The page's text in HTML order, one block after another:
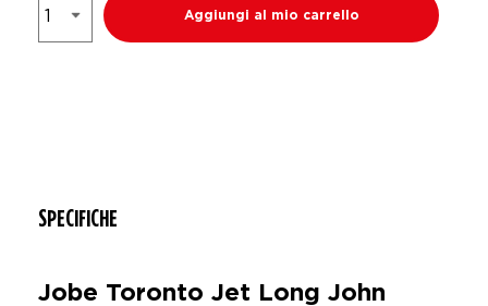
Aggiungi al mio carrello
SPECIFICHE
Jobe Toronto Jet Long John